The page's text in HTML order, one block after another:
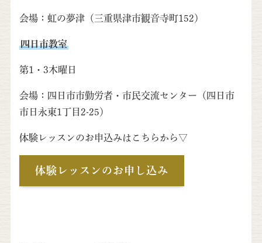
会場：虹の夢津（三重県津市観音寺町152）
四日市教室
第1・3木曜日
会場：四日市市勤労者・市民交流センター（四日市
市日永東1丁目2-25）
体験レッスンのお申込みはこちらから▽
体験レッスンのお申し込み